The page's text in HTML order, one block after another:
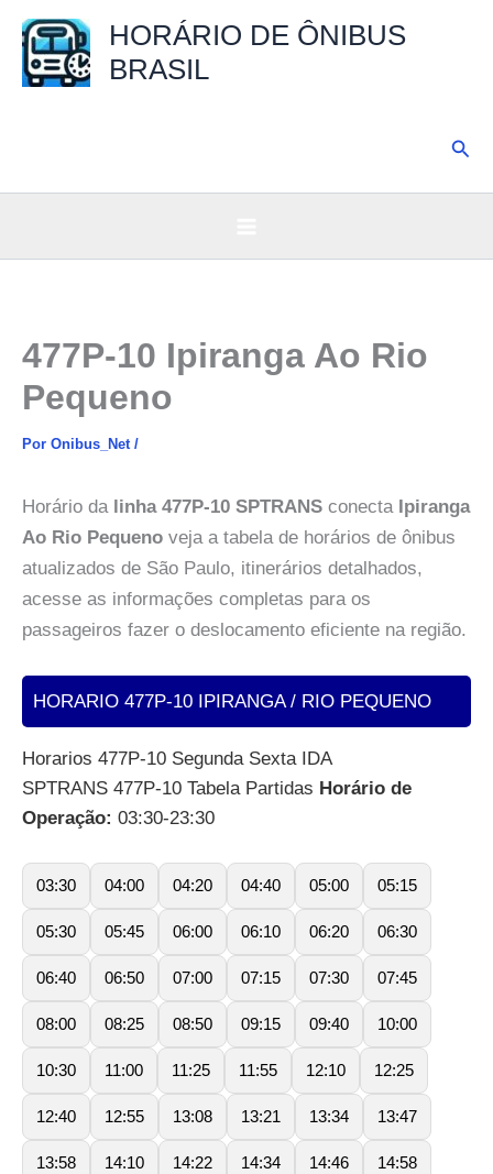
para
HORÁRIO DE ÔNIBUS
BRASIL
477P-10 Ipiranga Ao Rio
Pequeno
Por Onibus_Net /
Horário da linha 477P-10 SPTRANS conecta Ipiranga
Ao Rio Pequeno veja a tabela de horários de ônibus
atualizados de São Paulo, itinerários detalhados,
acesse as informações completas para os
passageiros fazer o deslocamento eficiente na região.
HORARIO 477P-10 IPIRANGA / RIO PEQUENO
Horarios 477P-10 Segunda Sexta IDA
SPTRANS 477P-10 Tabela Partidas Horário de
Operação: 03:30-23:30
03:30 04:00 04:20 04:40 05:00 05:15
05:30 05:45 06:00 06:10 06:20 06:30
06:40 06:50 07:00 07:15 07:30 07:45
08:00 08:25 08:50 09:15 09:40 10:00
10:30 11:00 11:25 11:55 12:10 12:25
12:40 12:55 13:08 13:21 13:34 13:47
13:58 14:10 14:22 14:34 14:46 14:58